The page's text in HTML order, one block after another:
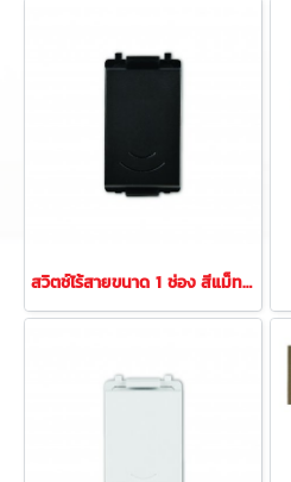
สวิตช์ไร้สายขนาด 1 ช่อง สีแม็ทดาร์ค